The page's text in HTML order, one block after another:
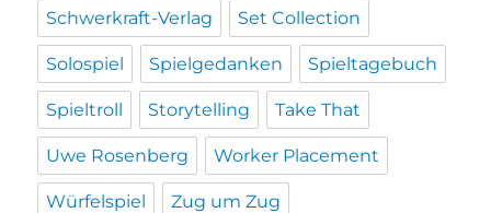
Schwerkraft-Verlag Set Collection
Solospiel Spielgedanken Spieltagebuch
Spieltroll Storytelling Take That
Uwe Rosenberg Worker Placement
Würfelspiel Zug um Zug